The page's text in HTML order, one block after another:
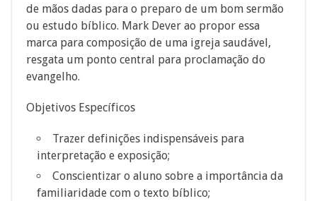
de mãos dadas para o preparo de um bom sermão
ou estudo bíblico. Mark Dever ao propor essa
marca para composição de uma igreja saudável,
resgata um ponto central para proclamação do
evangelho.
Objetivos Específicos
Trazer definições indispensáveis para
interpretação e exposição;
Conscientizar o aluno sobre a importância da
familiaridade com o texto bíblico;